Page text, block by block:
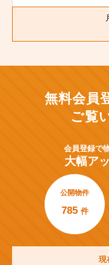
無料会員
ご覧
会員登録で
大幅ア
公開物件
785 件
現